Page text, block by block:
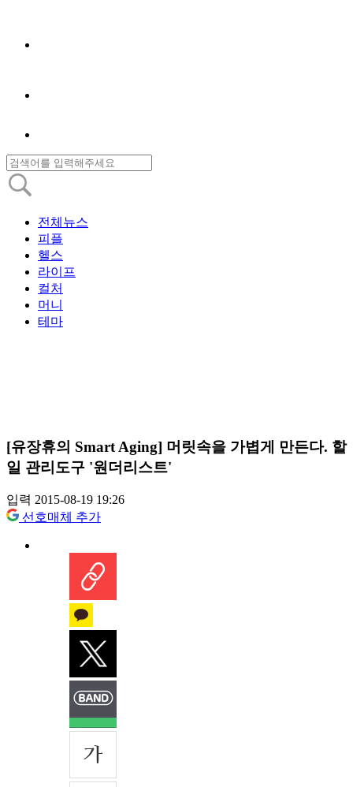
전체뉴스
피플
헬스
라이프
컬처
머니
테마
[유장휴의 Smart Aging] 머릿속을 가볍게 만든다. 할
일 관리도구 '원더리스트'
입력 2015-08-19 19:26
선호매체 추가